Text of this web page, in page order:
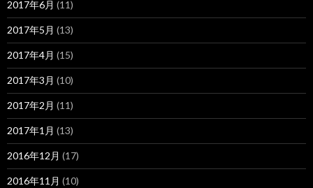
2017年6月 (11)
2017年5月 (13)
2017年4月 (15)
2017年3月 (10)
2017年2月 (11)
2017年1月 (13)
2016年12月 (17)
2016年11月 (10)